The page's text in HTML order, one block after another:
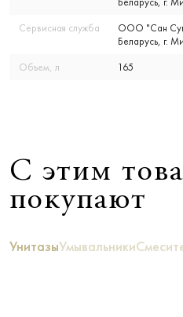
Сервисная служба
ООО "Сан
Беларусь, г.
Объем, л 165
С этим
покупают
УнитазыУмывальники